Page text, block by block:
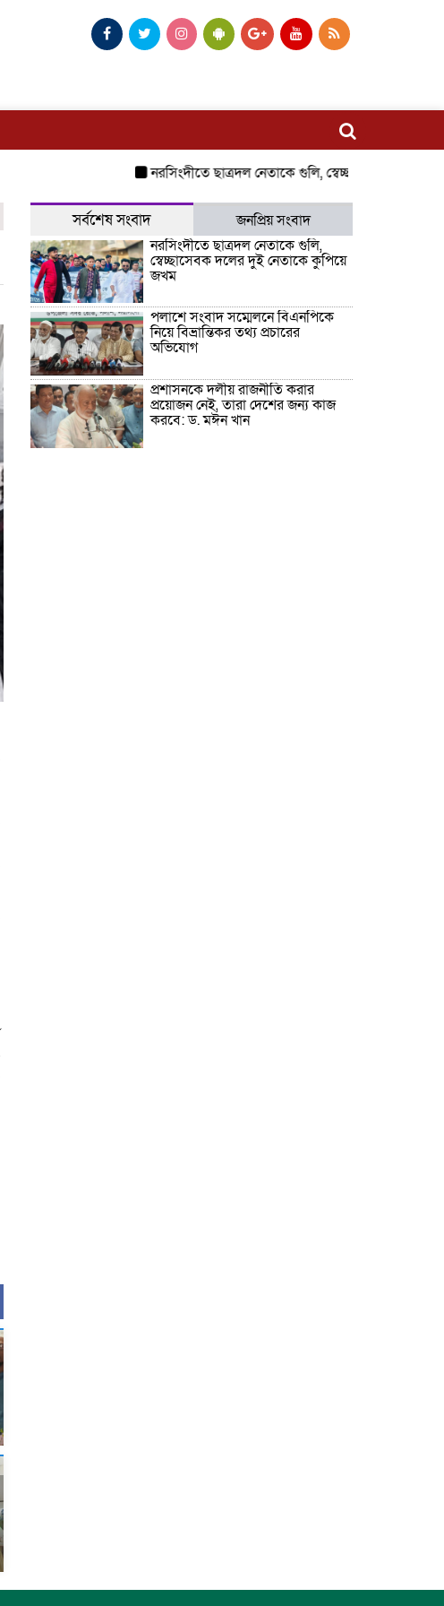
নরসিংদীতে ছাত্রদল নেতাকে গুলি, স্বেচ্ছাসেবক দলের দুই
সর্বশেষ সংবাদ
জনপ্রিয় সংবাদ
নরসিংদীতে ছাত্রদল নেতাকে গুলি,
স্বেচ্ছাসেবক দলের দুই নেতাকে কুপিয়ে
জখম
পলাশে সংবাদ সম্মেলনে বিএনপিকে
নিয়ে বিভ্রান্তিকর তথ্য প্রচারের
অভিযোগ
প্রশাসনকে দলীয় রাজনীতি করার
প্রয়োজন নেই, তারা দেশের জন্য কাজ
করবে: ড. মঈন খান